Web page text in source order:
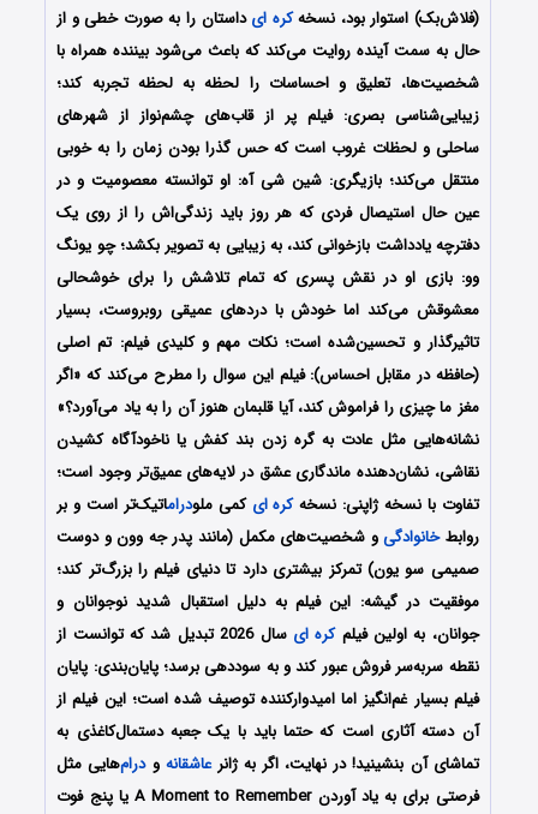
(فلاش‌بک) استوار بود، نسخهکره ایداستان را به صورت خطی و از
حال به سمت آینده روایت می‌کند که باعث می‌شود بیننده همراه با
شخصیت‌ها، تعلیق و احساسات را لحظه به لحظه تجربه کند؛
زیبایی‌شناسی بصری: فیلم پر از قاب‌های چشم‌نواز از شهرهای
ساحلی و لحظات غروب است که حس گذرا بودن زمان را به خوبی
منتقل می‌کند؛ بازیگری: شین شی آه: او توانسته معصومیت و در
عین حال استیصال فردی که هر روز باید زندگی‌اش را از روی یک
دفترچه یادداشت بازخوانی کند، به زیبایی به تصویر بکشد؛ چو یونگ
وو: بازی او در نقش پسری که تمام تلاشش را برای خوشحالی
معشوقش می‌کند اما خودش با دردهای عمیقی روبروست، بسیار
تاثیرگذار و تحسین‌شده است؛ نکات مهم و کلیدی فیلم: تم اصلی
(حافظه در مقابل احساس): فیلم این سوال را مطرح می‌کند که «اگر
مغز ما چیزی را فراموش کند، آیا قلبمان هنوز آن را به یاد می‌آورد؟»
نشانه‌هایی مثل عادت به گره زدن بند کفش یا ناخودآگاه کشیدن
نقاشی، نشان‌دهنده ماندگاری عشق در لایه‌های عمیق‌تر وجود است؛
تفاوت با نسخه ژاپنی: نسخهکره ای کمی ملودراماتیک‌تر است و بر
روابطخانوادگیو شخصیت‌های مکمل (مانند پدر جه وون و دوست
صمیمی سو یون) تمرکز بیشتری دارد تا دنیای فیلم را بزرگ‌تر کند؛
موفقیت در گیشه: این فیلم به دلیل استقبال شدید نوجوانان و
جوانان، به اولین فیلمکره ای
سال 2026 تبدیل شد که توانست از
نقطه سربه‌سر فروش عبور کند و به سوددهی برسد؛ پایان‌بندی: پایان
فیلم بسیار غم‌انگیز اما امیدوارکننده توصیف شده است؛ این فیلم از
آن دسته آثاری است که حتما باید با یک جعبه دستمال‌کاغذی به
تماشای آن بنشینید! در نهایت، اگر به ژانرعاشقانه ودرام‌هایی مثل
فرصتی برای به یاد آوردن A Moment to Remember یا پنج فوت